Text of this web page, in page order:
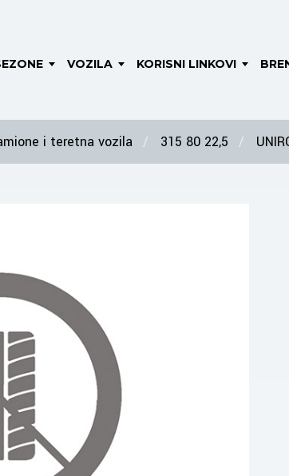
VOZILA KORISNI LINKOVI
i teretna vozila 315 80 22,5